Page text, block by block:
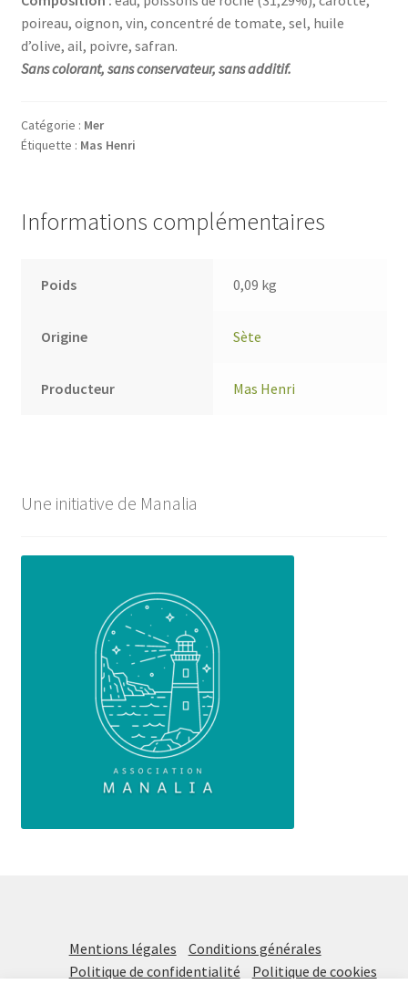
poireau, oignon, vin, concentré de tomate, sel, huile
d’olive, ail, poivre, safran.
Sans colorant, sans conservateur, sans additif.
Catégorie : Mer
Étiquette : Mas Henri
Informations complémentaires
Poids 0,09 kg
Origine Sète
Producteur Mas Henri
Une initiative de Manalia
Mentions légales
Conditions générales
Politique de confidentialité
Politique de cookies